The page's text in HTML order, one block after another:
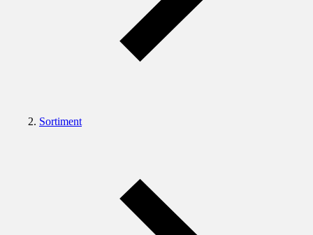
Sortiment